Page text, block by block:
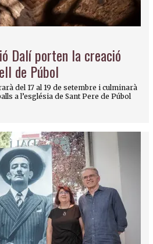
Dalí porten la creació
de Púbol
del 17 al 19 de setembre i culminarà
a l’església de Sant Pere de Púbol